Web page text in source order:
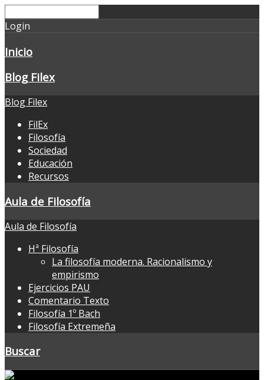
Login
Inicio
Blog Filex
Blog Filex
FilEx
Filosofía
Sociedad
Educación
Recursos
Aula de Filosofía
Aula de Filosofía
Hª Filosofía
La filosofía moderna. Racionalismo y
empirismo
Ejercicios PAU
Comentario Texto
Filosofía 1º Bach
Filosofía Extremeña
Buscar